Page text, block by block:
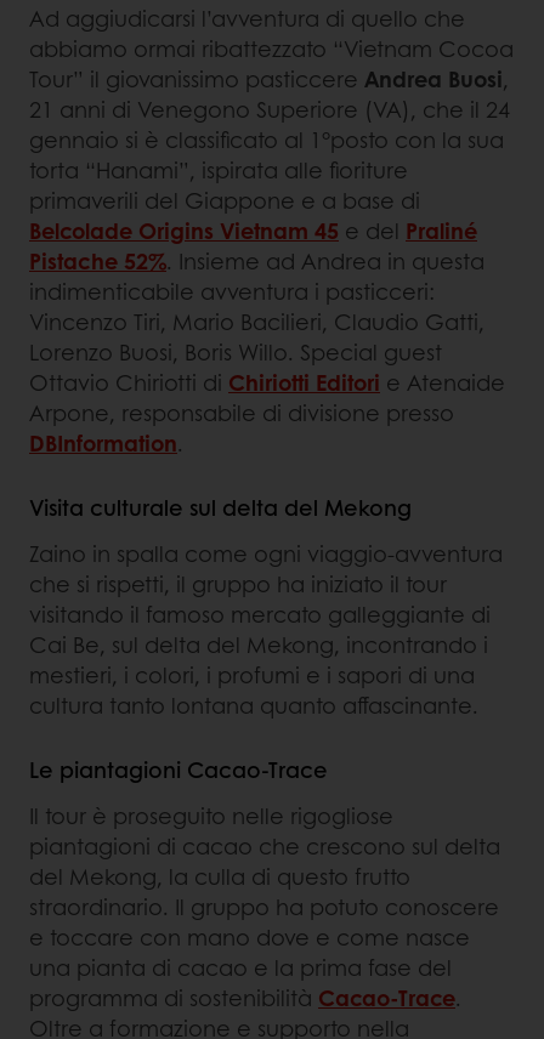
Ad aggiudicarsi l’avventura di quello che
abbiamo ormai ribattezzato “Vietnam Cocoa
Tour” il giovanissimo pasticcere Andrea Buosi,
21 anni di Venegono Superiore (VA), che il 24
gennaio si è classificato al 1°posto con la sua
torta “Hanami”, ispirata alle fioriture
primaverili del Giappone e a base di
Belcolade Origins Vietnam 45 e del Praliné
Pistache 52%. Insieme ad Andrea in questa
indimenticabile avventura i pasticceri:
Vincenzo Tiri, Mario Bacilieri, Claudio Gatti,
Lorenzo Buosi, Boris Willo. Special guest
Ottavio Chiriotti di Chiriotti Editori e Atenaide
Arpone, responsabile di divisione presso
DBInformation.
Visita culturale sul delta del Mekong
Zaino in spalla come ogni viaggio-avventura
che si rispetti, il gruppo ha iniziato il tour
visitando il famoso mercato galleggiante di
Cai Be, sul delta del Mekong, incontrando i
mestieri, i colori, i profumi e i sapori di una
cultura tanto lontana quanto affascinante.
Le piantagioni Cacao-Trace
Il tour è proseguito nelle rigogliose
piantagioni di cacao che crescono sul delta
del Mekong, la culla di questo frutto
straordinario. Il gruppo ha potuto conoscere
e toccare con mano dove e come nasce
una pianta di cacao e la prima fase del
programma di sostenibilità Cacao-Trace.
Oltre a formazione e supporto nella